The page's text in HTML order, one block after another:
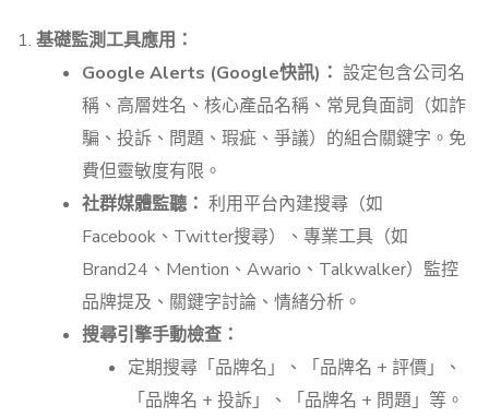
基礎監測工具應用：
Google Alerts (Google快訊)： 設定包含公司名
稱、高層姓名、核心產品名稱、常見負面詞（如詐
騙、投訴、問題、瑕疵、爭議）的組合關鍵字。免
費但靈敏度有限。
社群媒體監聽： 利用平台內建搜尋（如
Facebook、Twitter搜尋）、專業工具（如
Brand24、Mention、Awario、Talkwalker）監控
品牌提及、關鍵字討論、情緒分析。
搜尋引擎手動檢查：
定期搜尋「品牌名」、「品牌名 + 評價」、
「品牌名 + 投訴」、「品牌名 + 問題」等。